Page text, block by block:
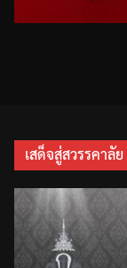
เสด็จสู่สวรรคาลัย